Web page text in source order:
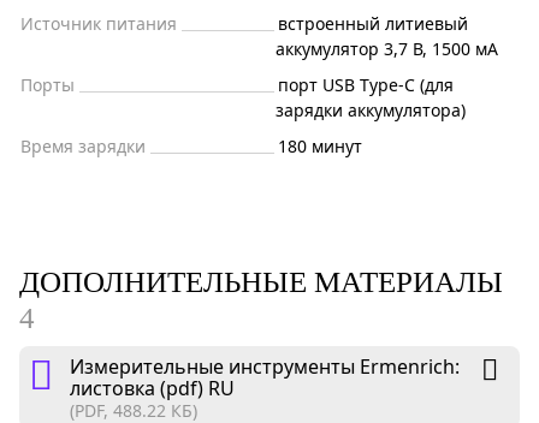
Источник питания
встроенный литиевый
аккумулятор 3,7 В, 1500 мА
Порты
порт USB Type-C (для
зарядки аккумулятора)
Время зарядки
180 минут
ДОПОЛНИТЕЛЬНЫЕ МАТЕРИАЛЫ
4
Измерительные инструменты Ermenrich:
листовка (pdf) RU
(PDF, 488.22 КБ)